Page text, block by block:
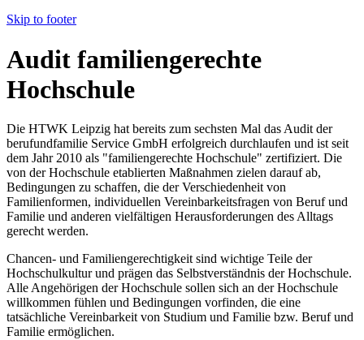
Skip to footer
Audit familiengerechte
Hochschule
Die HTWK Leipzig hat bereits zum sechsten Mal das Audit der
berufundfamilie Service GmbH erfolgreich durchlaufen und ist seit
dem Jahr 2010 als "familiengerechte Hochschule" zertifiziert. Die
von der Hochschule etablierten Maßnahmen zielen darauf ab,
Bedingungen zu schaffen, die der Verschiedenheit von
Familienformen, individuellen Vereinbarkeitsfragen von Beruf und
Familie und anderen vielfältigen Herausforderungen des Alltags
gerecht werden.
Chancen- und Familiengerechtigkeit sind wichtige Teile der
Hochschulkultur und prägen das Selbstverständnis der Hochschule.
Alle Angehörigen der Hochschule sollen sich an der Hochschule
willkommen fühlen und Bedingungen vorfinden, die eine
tatsächliche Vereinbarkeit von Studium und Familie bzw. Beruf und
Familie ermöglichen.